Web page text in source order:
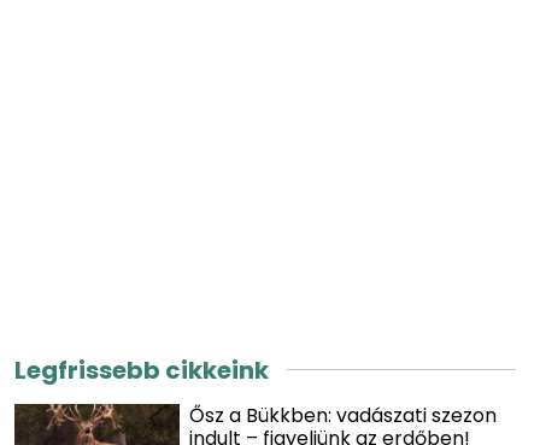
Legfrissebb cikkeink
Ősz a Bükkben: vadászati szezon
indult – figyeljünk az erdőben!